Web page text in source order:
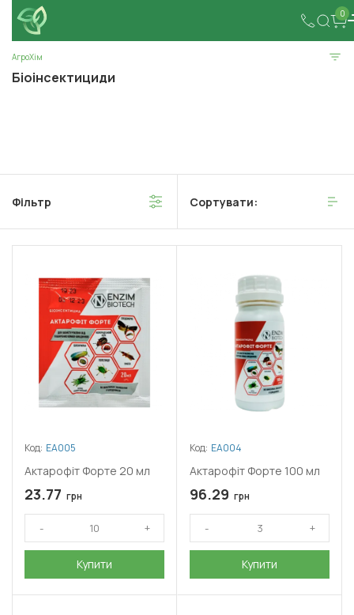
0
АгроХім
Біоінсектициди
Фільтр Сортувати:
Код: ЕА005
Актарофіт Форте 20 мл
23.77 грн
Купити
Код: ЕА004
Актарофіт Форте 100 мл
96.29 грн
Купити